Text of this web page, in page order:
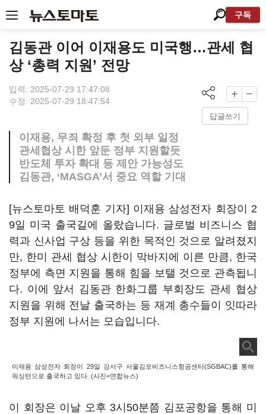
구독
김동관 이어 이재용도 미국행…관세 협
상 ‘총력 지원’ 전망
입력: 2025-07-29 17:47:08
수정: 2025-07-29 18:47:54
답글쓰기
이재용, 무죄 확정 후 첫 외부 일정
관세협상 시한 앞둔 정부 지원할듯
반도체 투자 확대 등 제안 가능성도
김동관, ‘MASGA’서 중요 역할 기대
[뉴스토마토 배덕훈 기자] 이재용 삼성전자 회장이
2
9일 미국 출국길에 올랐습니다. 글로벌 비즈니스 협
력과 신사업 구상 등을 위한 목적인 것으로 알려졌지
만, 한미 관세 협상 시한이 막바지에 이른 만큼, 한국
정부에 측면 지원을 통해 힘을 보탤 것으로 관측됩니
다. 이에 앞서 김동관 한화그룹 부회장도 관세 협상
지원을 위해 전날 출국하는 등 재계 총수들이 잇따라
정부 지원에 나서는 모습입니다.
이재용 삼성전자 회장이 29일 강서구 서울김포비즈니스항공센터(SGBAC)를 통해
워싱턴으로 출국하고 있다. (사진=연합뉴스)
이 회장은 이날 오후 3시50분쯤 김포공항을 통해 미